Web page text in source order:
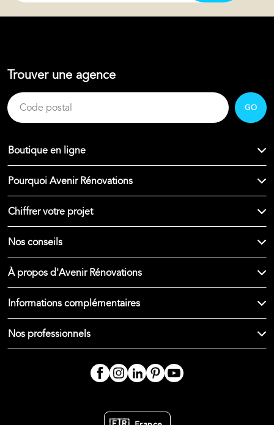
Trouver une agence
GO
Boutique en ligne
Pourquoi Avenir Rénovations
Chiffrer votre projet
Nos conseils
À propos d'Avenir Rénovations
Informations complémentaires
Nos professionnels